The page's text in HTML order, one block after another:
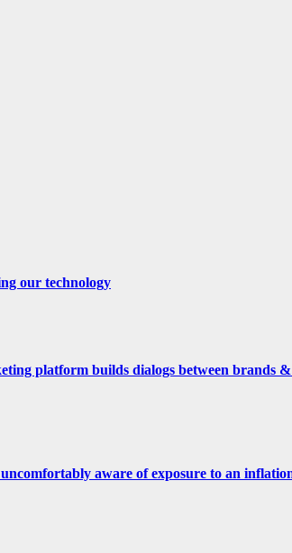
our technology
platform builds dialogs between brands
aware of exposure to an